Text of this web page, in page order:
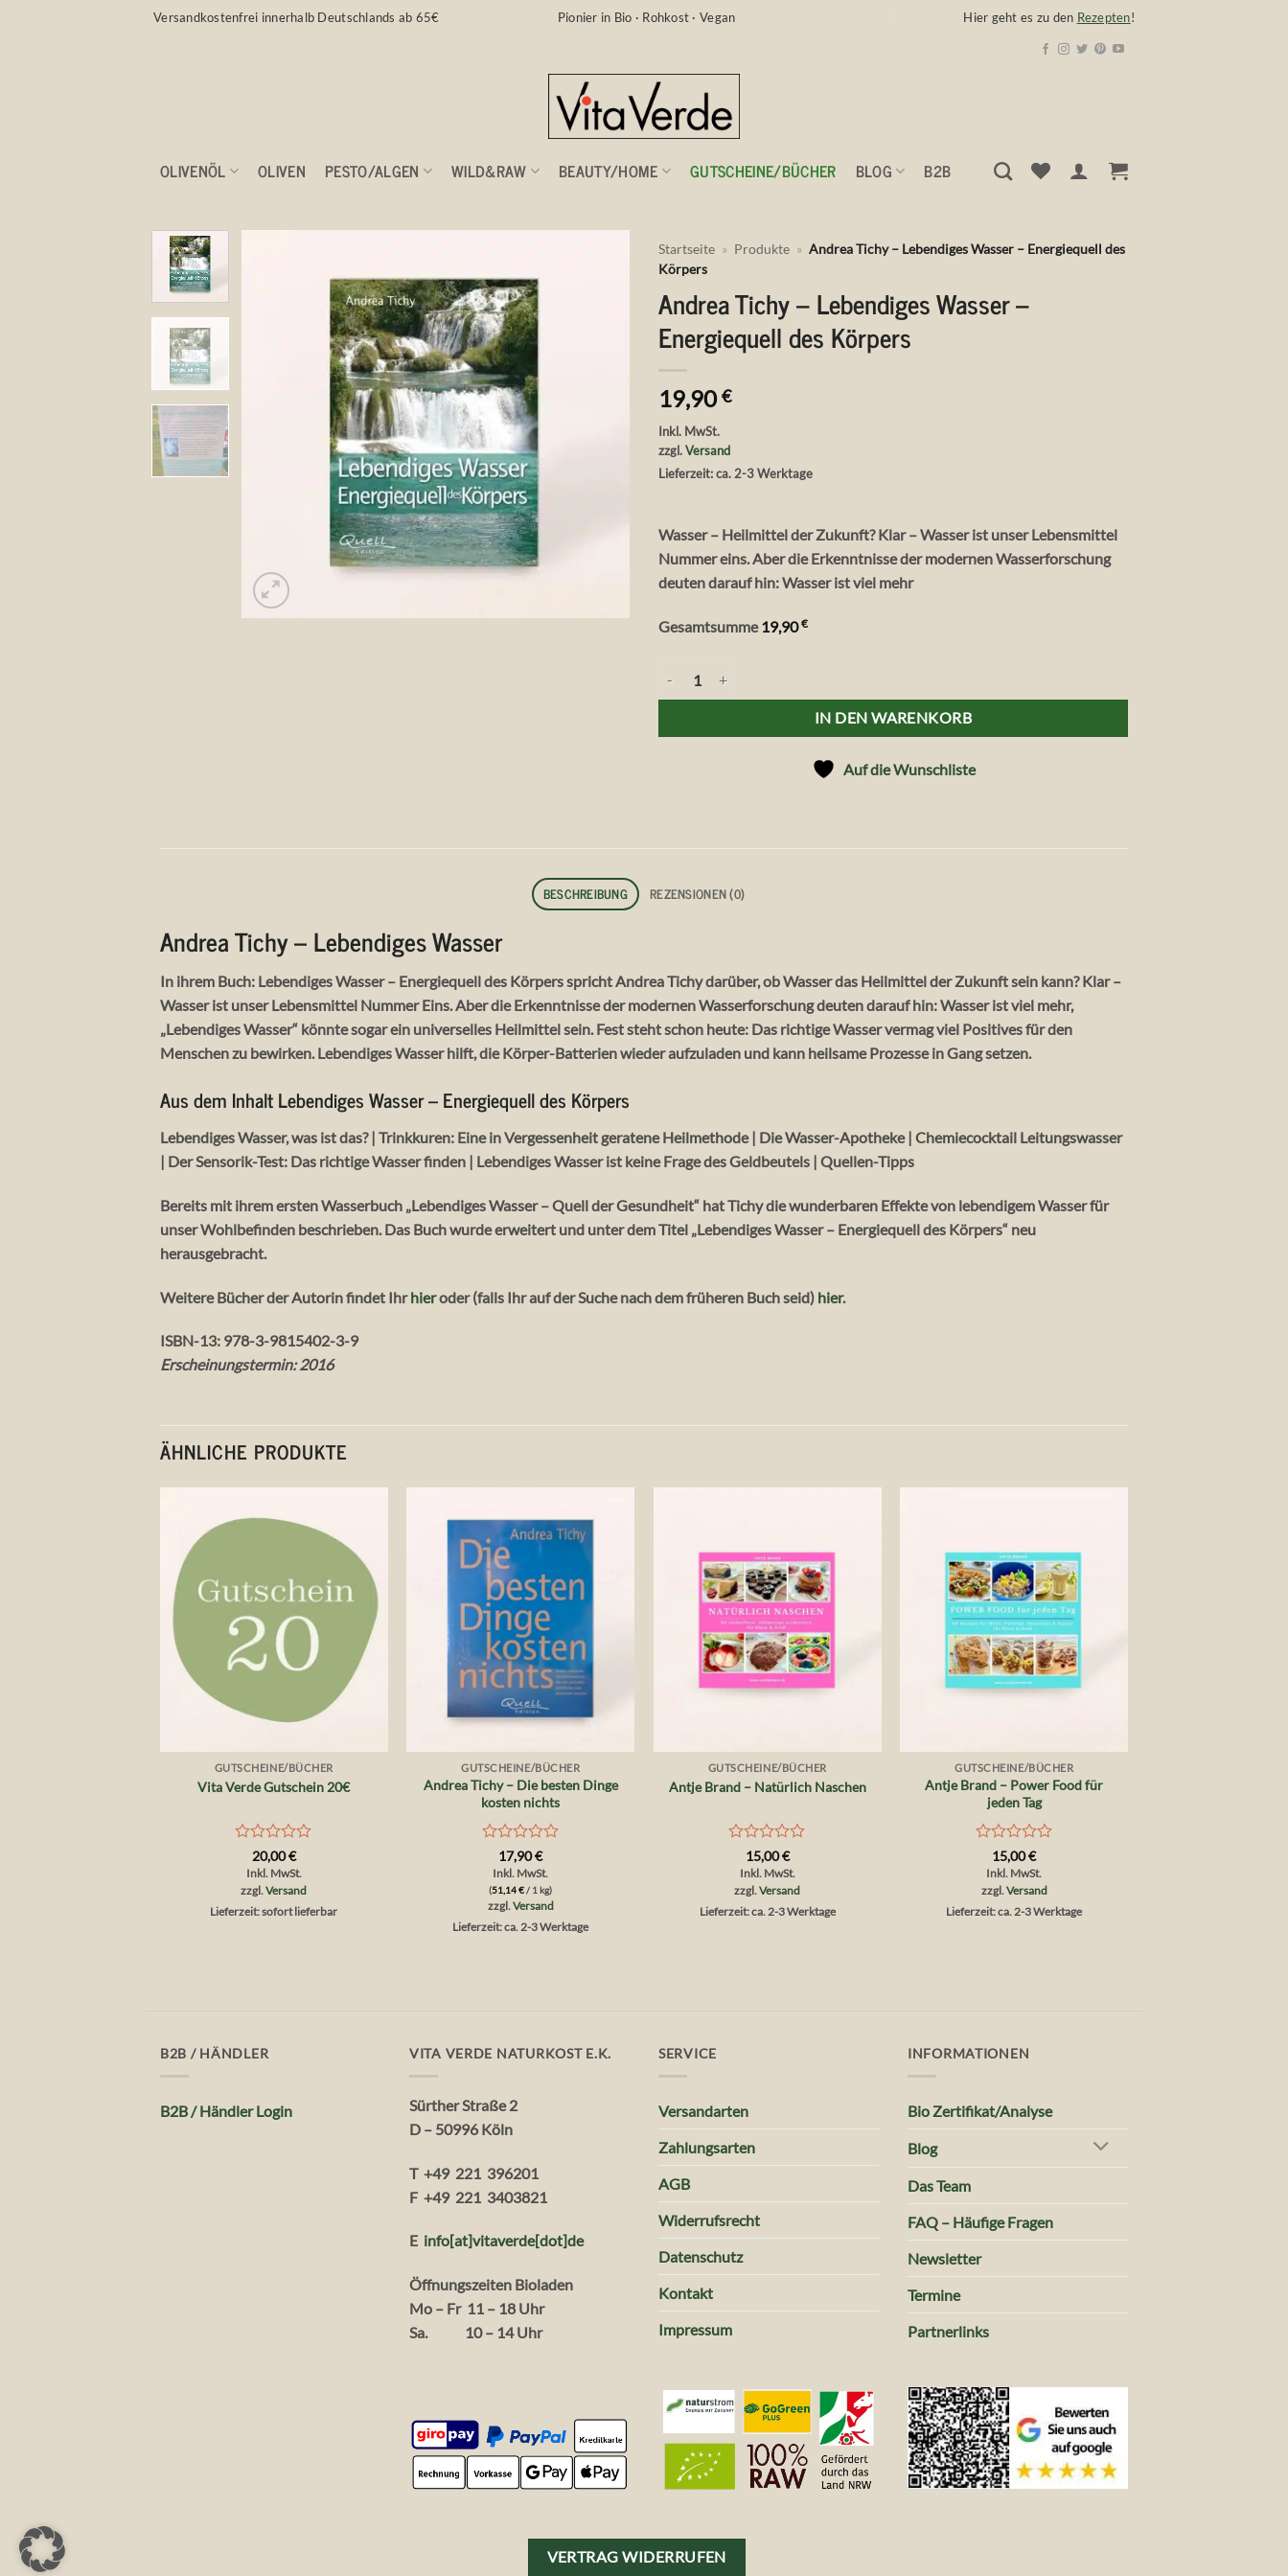
Zum
Versandkostenfrei innerhalb Deutschlands ab 65€ Pionier in Bio · Rohkost · Vegan Hier geht es zu den Rezepten!
OLIVENÖL OLIVEN PESTO/ALGEN WILD&RAW BEAUTY/HOME GUTSCHEINE/BÜCHER BLOG B2B
Startseite » Produkte » Andrea Tichy – Lebendiges Wasser – Energiequell des
Körpers
Andrea Tichy – Lebendiges Wasser –
Energiequell des Körpers
19,90€
Inkl. MwSt.
zzgl.Versand
Lieferzeit: ca. 2-3 Werktage
Wasser – Heilmittel der Zukunft? Klar – Wasser ist unser Lebensmittel
Nummer eins. Aber die Erkenntnisse der modernen Wasserforschung
deuten darauf hin: Wasser ist viel mehr
Gesamtsumme 19,90€
Andrea Tichy - Lebendiges Wasser - Energiequell des Körpers Menge
IN DEN WARENKORB
Auf die Wunschliste
BESCHREIBUNG REZENSIONEN (0)
Andrea Tichy – Lebendiges Wasser
In ihrem Buch: Lebendiges Wasser – Energiequell des Körpers spricht Andrea Tichy darüber, ob Wasser das Heilmittel der Zukunft sein kann? Klar –
Wasser ist unser Lebensmittel Nummer Eins. Aber die Erkenntnisse der modernen Wasserforschung deuten darauf hin: Wasser ist viel mehr,
„Lebendiges Wasser“ könnte sogar ein universelles Heilmittel sein. Fest steht schon heute: Das richtige Wasser vermag viel Positives für den
Menschen zu bewirken. Lebendiges Wasser hilft, die Körper-Batterien wieder aufzuladen und kann heilsame Prozesse in Gang setzen.
Aus dem Inhalt Lebendiges Wasser – Energiequell des Körpers
Lebendiges Wasser, was ist das? | Trinkkuren: Eine in Vergessenheit geratene Heilmethode | Die Wasser-Apotheke | Chemiecocktail Leitungswasser
| Der Sensorik-Test: Das richtige Wasser finden | Lebendiges Wasser ist keine Frage des Geldbeutels | Quellen-Tipps
Bereits mit ihrem ersten Wasserbuch „Lebendiges Wasser – Quell der Gesundheit“ hat Tichy die wunderbaren Effekte von lebendigem Wasser für
unser Wohlbefinden beschrieben. Das Buch wurde erweitert und unter dem Titel „Lebendiges Wasser – Energiequell des Körpers“ neu
herausgebracht.
Weitere Bücher der Autorin findet Ihrhieroder (falls Ihr auf der Suche nach dem früheren Buch seid) hier.
ISBN-13: 978-3-9815402-3-9
Erscheinungstermin: 2016
ÄHNLICHE PRODUKTE
Auf die
Wunschliste
GUTSCHEINE/BÜCHER
Vita Verde Gutschein 20€
Bewertet
mit
von
5
20,00€
Inkl. MwSt.
zzgl.Versand
Lieferzeit: sofort lieferbar
Auf die
Wunschliste
GUTSCHEINE/BÜCHER
Andrea Tichy – Die besten Dinge
kosten nichts
Bewertet
mit
von
5
17,90€
Inkl. MwSt.
(51,14€/ 1 kg)
zzgl. Versand
Lieferzeit: ca. 2-3 Werktage
Wunschliste
GUTSCHEINE/BÜCHER
Antje Brand – Natürlich Naschen
Bewertet
mit
von
5
15,00€
Inkl. MwSt.
zzgl.Versand
Lieferzeit: ca. 2-3 Werktage
Wunschliste
GUTSCHEINE/BÜCHER
Antje Brand – Power Food für
jeden Tag
Bewertet
mit
von
5
15,00€
Inkl. MwSt.
zzgl. Versand
Lieferzeit: ca. 2-3 Werktage
B2B / HÄNDLER
B2B / Händler Login
VITA VERDE NATURKOST E.K.
Sürther Straße 2
D – 50996 Köln
T +49 221 396201
F +49 221 3403821
E info[at]vitaverde[dot]de
Öffnungszeiten Bioladen
Mo – Fr 11 – 18 Uhr
Sa. 10 – 14 Uhr
SERVICE
Versandarten
Zahlungsarten
AGB
Widerrufsrecht
Datenschutz
Kontakt
Impressum
INFORMATIONEN
Bio Zertifikat/Analyse
Blog
Das Team
FAQ – Häufige Fragen
Newsletter
Termine
Partnerlinks
VERTRAG WIDERRUFEN